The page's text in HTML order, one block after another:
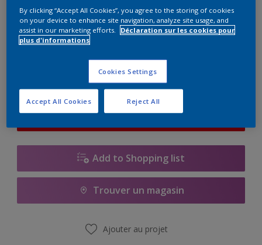
Quantité Calculateur de peinture
Calculer
Ce produit n'est pas destiné à la vente en ligne et ne
peut être acheté que dans des magasins sélectionnés.
Add to Shopping list
Trouver un magasin
Ajouter au projet
By clicking “Accept All Cookies”, you agree to the storing of cookies
on your device to enhance site navigation, analyze site usage, and
assist in our marketing efforts.
Déclaration sur les cookies pour
plus d'informations
Cookies Settings
Reject All
Accept All Cookies